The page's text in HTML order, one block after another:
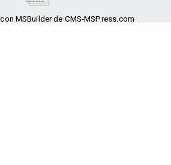
MSBuilder de CMS-MSPress.com